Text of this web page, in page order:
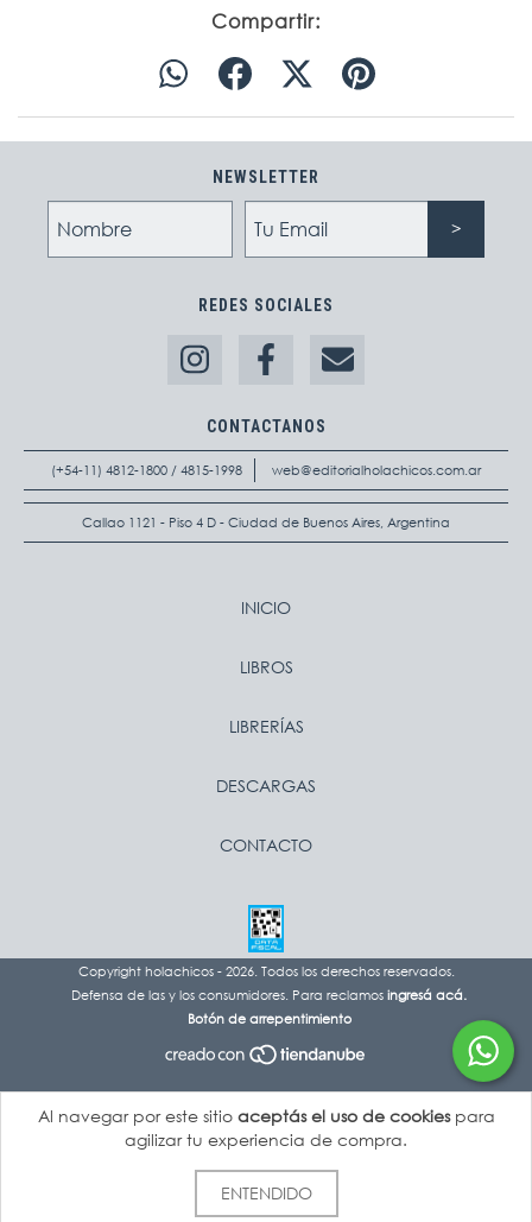
Al navegar por este sitio aceptás el uso de cookiespara
agilizar tu experiencia de compra.
ENTENDIDO
Compartir:
NEWSLETTER
REDES SOCIALES
CONTACTANOS
(+54-11) 4812-1800 / 4815-1998 web@editorialholachicos.com.ar
Callao 1121 - Piso 4 D - Ciudad de Buenos Aires, Argentina
INICIO
LIBROS
LIBRERÍAS
DESCARGAS
CONTACTO
Copyright holachicos - 2026. Todos los derechos reservados.
Defensa de las y los consumidores. Para reclamosingresá acá.
Botón de arrepentimiento